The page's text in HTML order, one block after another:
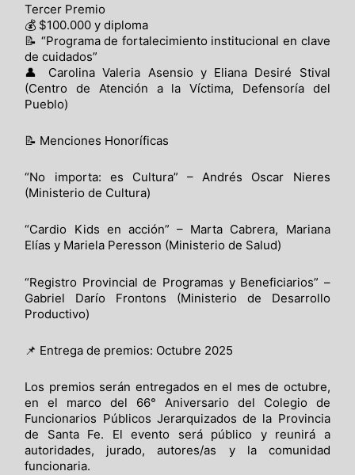
Tercer Premio
💰 $100.000 y diploma
📝 “Programa de fortalecimiento institucional en clave
de cuidados”
👤 Carolina Valeria Asensio y Eliana Desiré Stival
(Centro de Atención a la Víctima, Defensoría del
Pueblo)
📝 Menciones Honoríficas
“No importa: es Cultura” – Andrés Oscar Nieres
(Ministerio de Cultura)
“Cardio Kids en acción” – Marta Cabrera, Mariana
Elías y Mariela Peresson (Ministerio de Salud)
“Registro Provincial de Programas y Beneficiarios” –
Gabriel Darío Frontons (Ministerio de Desarrollo
Productivo)
📌 Entrega de premios: Octubre 2025
Los premios serán entregados en el mes de octubre,
en el marco del 66° Aniversario del Colegio de
Funcionarios Públicos Jerarquizados de la Provincia
de Santa Fe. El evento será público y reunirá a
autoridades, jurado, autores/as y la comunidad
funcionaria.